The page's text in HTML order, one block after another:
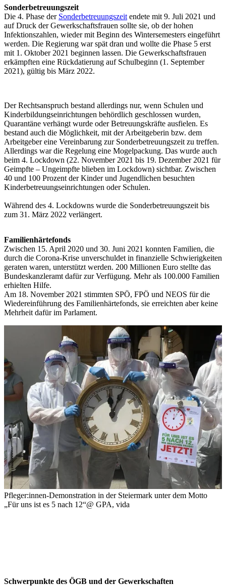
Sonderbetreuungszeit
Die 4. Phase der Sonderbetreuungszeit endete mit 9. Juli 2021 und
auf Druck der Gewerkschaftsfrauen sollte sie, ob der hohen
Infektionszahlen, wieder mit Beginn des Wintersemesters eingeführt
werden. Die Regierung war spät dran und wollte die Phase 5 erst
mit 1. Oktober 2021 beginnen lassen. Die Gewerkschaftsfrauen
erkämpften eine Rückdatierung auf Schulbeginn (1. September
2021), gültig bis März 2022.
Der Rechtsanspruch bestand allerdings nur, wenn Schulen und
Kinderbildungseinrichtungen behördlich geschlossen wurden,
Quarantäne verhängt wurde oder Betreuungskräfte ausfielen. Es
bestand auch die Möglichkeit, mit der Arbeitgeberin bzw. dem
Arbeitgeber eine Vereinbarung zur Sonderbetreuungszeit zu treffen.
Allerdings war die Regelung eine Mogelpackung. Das wurde auch
beim 4. Lockdown (22. November 2021 bis 19. Dezember 2021 für
Geimpfte – Ungeimpfte blieben im Lockdown) sichtbar. Zwischen
40 und 100 Prozent der Kinder und Jugendlichen besuchten
Kinderbetreuungseinrichtungen oder Schulen.
Während des 4. Lockdowns wurde die Sonderbetreuungszeit bis
zum 31. März 2022 verlängert.
Familienhärtefonds
Zwischen 15. April 2020 und 30. Juni 2021 konnten Familien, die
durch die Corona-Krise unverschuldet in finanzielle Schwierigkeiten
geraten waren, unterstützt werden. 200 Millionen Euro stellte das
Bundeskanzleramt dafür zur Verfügung. Mehr als 100.000 Familien
erhielten Hilfe.
Am 18. November 2021 stimmten SPÖ, FPÖ und NEOS für die
Wiedereinführung des Familienhärtefonds, sie erreichten aber keine
Mehrheit dafür im Parlament.
Pfleger:innen-Demonstration in der Steiermark unter dem Motto
„Für uns ist es 5 nach 12“@ GPA, vida
Schwerpunkte des ÖGB und der Gewerkschaften